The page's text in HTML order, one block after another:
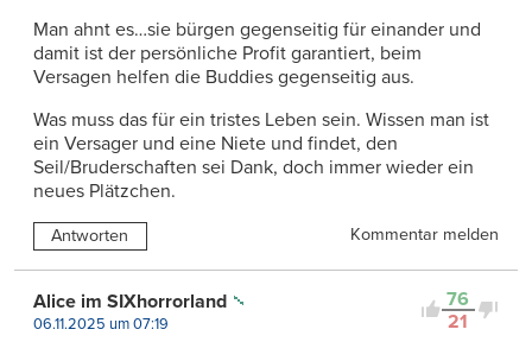
Man ahnt es…sie bürgen gegenseitig für einander und
damit ist der persönliche Profit garantiert, beim
Versagen helfen die Buddies gegenseitig aus.
Was muss das für ein tristes Leben sein. Wissen man ist
ein Versager und eine Niete und findet, den
Seil/Bruderschaften sei Dank, doch immer wieder ein
neues Plätzchen.
Antworten Kommentar melden
76
21
Alice im SIXhorrorland
06.11.2025 um 07:19